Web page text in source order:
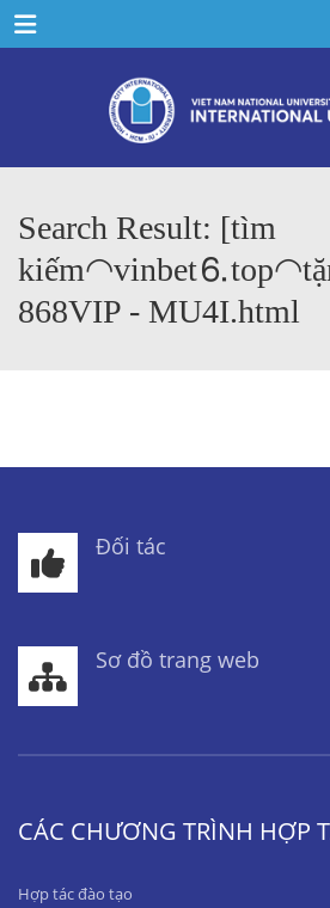
Menu
Search Result: [tìm
868VIP - MU4I.html
Đối tác
Sơ đồ trang web
CÁC CHƯƠNG TRÌNH HỢP
Hợp tác đào tạo